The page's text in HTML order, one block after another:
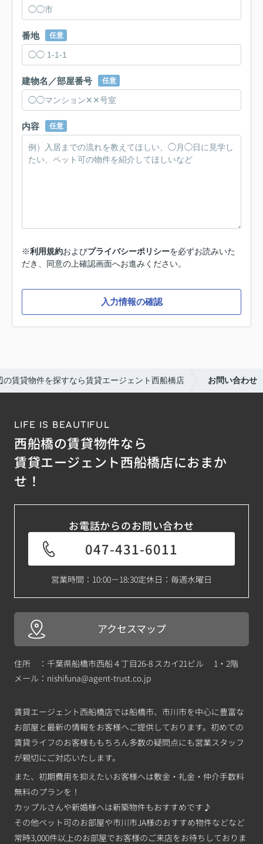
番地 任意
建物名／部屋番号 任意
内容 任意
※利用規約およびプライバシーポリシーを必ずお読みいた
だき、同意の上確認画面へお進みください。
入力情報の確認
の賃貸物件を探すなら賃貸エージェント西船橋店 お問い合わせ
LIFE IS BEAUTIFUL
西船橋の賃貸物件なら
賃貸エージェント西船橋店におまか
せ！
お電話からのお問い合わせ
047-431-6011
営業時間：10:00－18:30定休日：毎週水曜日
アクセスマップ
住所 ：千葉県船橋市西船４丁目26-8 スカイ21ビル 1・2階
メール： nishifuna@agent-trust.co.jp
賃貸エージェント西船橋店では船橋市、市川市を中心に豊富な
お部屋と最新の情報をお客様へご提供しております。初めての
賃貸ライフのお客様ももちろん多数の疑問点にも営業スタッフ
が親切にご対応いたします。
また、初期費用を抑えたいお客様へは敷金・礼金・仲介手数料
無料のプランを！
カップルさんや新婚様へは新築物件もおすすめです♪
その他ペット可のお部屋や市川市JA様のおすすめ物件などなど
常時3,000件以上のお部屋でお客様のご来店をお待ちしておりま